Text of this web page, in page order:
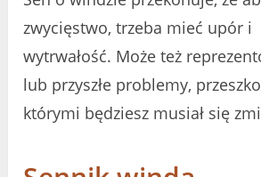
zwycięstwo, trzeba mieć upór i
wytrwałość. Może też
lub przyszłe problemy,
którymi będziesz musiał się